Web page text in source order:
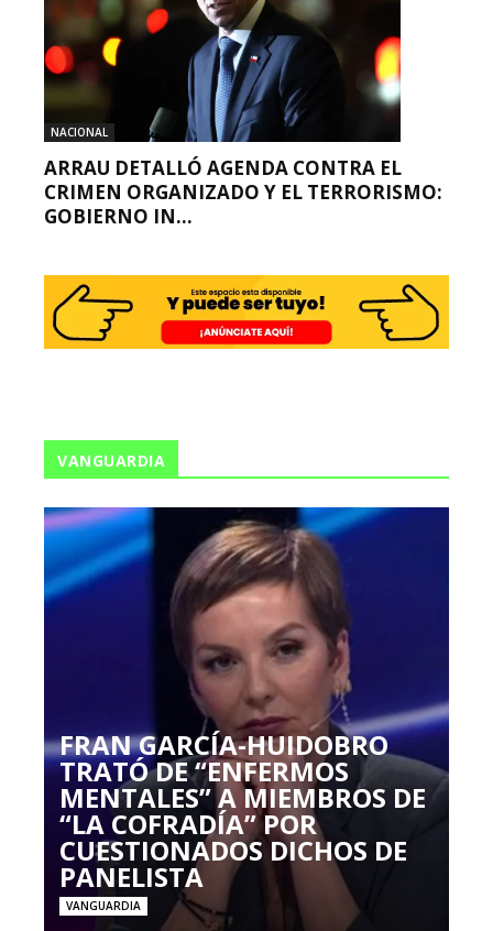
NACIONAL
ARRAU DETALLÓ AGENDA CONTRA EL
CRIMEN ORGANIZADO Y EL TERRORISMO:
GOBIERNO IN...
VANGUARDIA
FRAN GARCÍA-HUIDOBRO
TRATÓ DE “ENFERMOS
MENTALES” A MIEMBROS DE
“LA COFRADÍA” POR
CUESTIONADOS DICHOS DE
PANELISTA
VANGUARDIA